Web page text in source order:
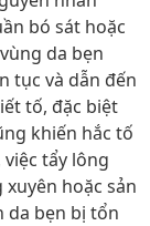
bó sát hoặc
da bẹn
tục và dẫn đến
tố, đặc biệt
khiến hắc tố
tẩy lông
hoặc sản
da bẹn bị tổn